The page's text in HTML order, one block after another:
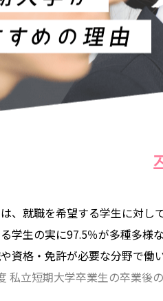
、就職を希望する学生に対し
学生の実に97.5％が多種多様
資格・免許が必要な分野で働
私立短期大学卒業生の卒業後